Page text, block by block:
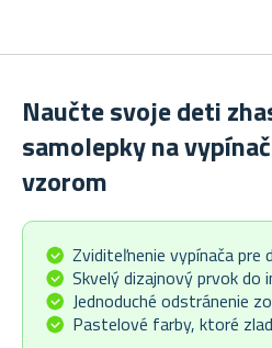
Naučte svoje deti
samolepky na
vzorom
Zviditeľnenie vypínača pre
Skvelý dizajnový prvok do
Jednoduché odstránenie
Pastelové farby, ktoré